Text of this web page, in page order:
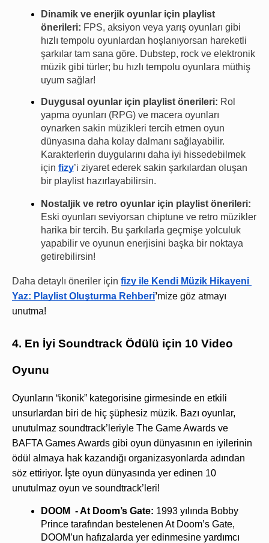
Dinamik ve enerjik oyunlar için playlist
önerileri: FPS, aksiyon veya yarış oyunları gibi
hızlı tempolu oyunlardan hoşlanıyorsan hareketli
şarkılar tam sana göre. Dubstep, rock ve elektronik
müzik gibi türler; bu hızlı tempolu oyunlara müthiş
uyum sağlar!
Duygusal oyunlar için playlist önerileri: Rol
yapma oyunları (RPG) ve macera oyunları
oynarken sakin müzikleri tercih etmen oyun
dünyasına daha kolay dalmanı sağlayabilir.
Karakterlerin duygularını daha iyi hissedebilmek
için fizy’i ziyaret ederek sakin şarkılardan oluşan
bir playlist hazırlayabilirsin.
Eski oyunları seviyorsan chiptune ve retro müzikler
harika bir tercih. Bu şarkılarla geçmişe yolculuk
yapabilir ve oyunun enerjisini başka bir noktaya
getirebilirsin!
Daha detaylı öneriler için fizy ile Kendi Müzik Hikayeni
Yaz: Playlist Oluşturma Rehberi’mize göz atmayı
unutma!
4. En İyi Soundtrack Ödülü için 10 Video
Oyunu
Oyunların “ikonik” kategorisine girmesinde en etkili
unsurlardan biri de hiç şüphesiz müzik. Bazı oyunlar,
unutulmaz soundtrack’leriyle The Game Awards ve
BAFTA Games Awards gibi oyun dünyasının en iyilerinin
ödül almaya hak kazandığı organizasyonlarda adından
söz ettiriyor. İşte oyun dünyasında yer edinen 10
unutulmaz oyun ve soundtrack’leri!
DOOM  - At Doom’s Gate: 1993 yılında Bobby
Prince tarafından bestelenen At Doom’s Gate,
DOOM’un hafızalarda yer edinmesine yardımcı